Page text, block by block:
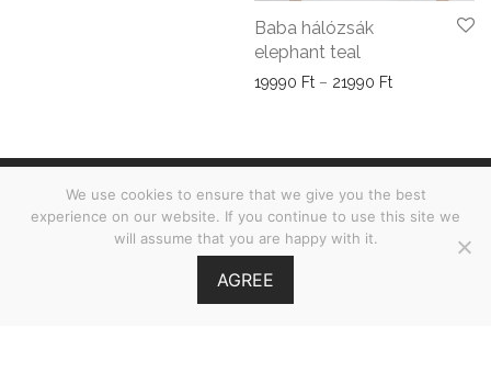
Baba hálózsák
elephant teal
19990 Ft – 21990 FtÁrtartomány:
ÁSZF
MOOI.HU
We use cookies to ensure that we give you the best
experience on our website. If you continue to use this site we
will assume that you are happy with it.
AGREE